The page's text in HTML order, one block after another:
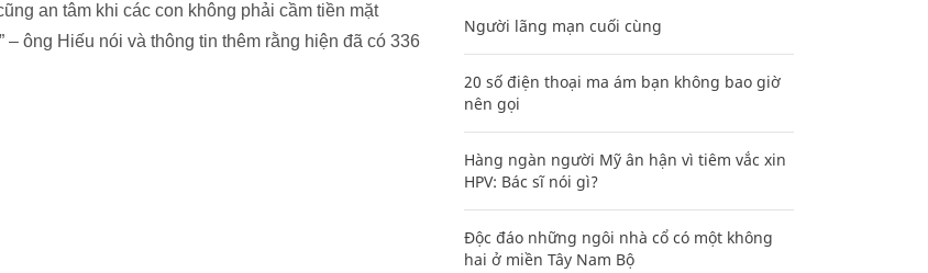
an tâm khi các con không phải cầm tiền mặt
ông Hiếu nói và thông tin thêm rằng hiện đã có 336
Người lãng mạn cuối cùng
20 số điện thoại ma ám bạn không bao giờ
nên gọi
Hàng ngàn người Mỹ ân hận vì tiêm vắc xin
HPV: Bác sĩ nói gì?
Độc đáo những ngôi nhà cổ có một không
hai ở miền Tây Nam Bộ